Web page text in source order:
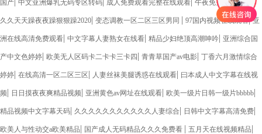
国产 中文亚洲爆乳无码专区转码 成人免费观看完整在线观看 午夜免费激情福利a
久久天天躁夜夜躁狠狠躁2020| 变态调教一区二区三区男同 | 97国内视频在线观看|亚
洲在线高清免费观看| 中文字幕人妻熟女在线看| 精品少妇绝顶高潮呻吟| 亚洲综合国
产中文色婷婷| 欧美无人区码卡二卡卡三卡四 | 青青草国产av电影| 丁香六月激情综合
婷婷| 在线高清一区二区三区| 人妻丝袜美腿诱惑在线观看| 曰本成人中文字幕在线视
频| 日日摸夜夜爽精品视频| 亚洲黄色av网址在线观看| 欧美一级片日韩一级片bbbbb|
精品视频中文字幕天码| 久久久久久久久久久久久人妻综合| 日韩中文字幕高清免费|
欧美人与性动交a欧美精品| 国产成人无码精品久久久免费看 | 五月天在线视频精品|